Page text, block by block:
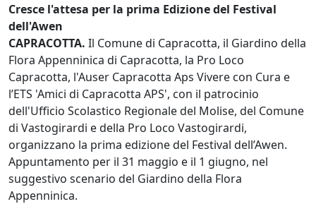
Cresce l'attesa per la prima Edizione del Festival
dell'Awen
CAPRACOTTA. Il Comune di Capracotta, il Giardino della
Flora Appenninica di Capracotta, la Pro Loco
Capracotta, l'Auser Capracotta Aps Vivere con Cura e
l’ETS 'Amici di Capracotta APS', con il patrocinio
dell'Ufficio Scolastico Regionale del Molise, del Comune
di Vastogirardi e della Pro Loco Vastogirardi,
organizzano la prima edizione del Festival dell’Awen.
Appuntamento per il 31 maggio e il 1 giugno, nel
suggestivo scenario del Giardino della Flora
Appenninica.